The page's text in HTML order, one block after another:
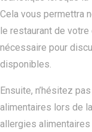
Cela vous permettra
le restaurant de
nécessaire pour
disponibles.
Ensuite, n’hésitez
alimentaires lors de
allergies